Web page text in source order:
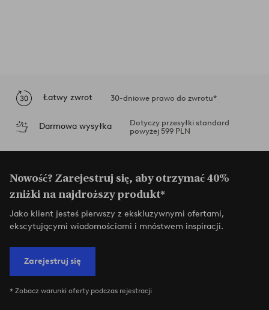
Łatwy zwrot 30-dniowe prawo do zwrotu*
Darmowa wysyłka
Dotyczy przesyłki standard
powyżej 599 PLN
Nowość? Zarejestruj się, aby otrzymać 40%
zniżki na najdroższy produkt*
Jako klient jesteś pierwszy z ekskluzywnymi ofertami,
ekscytującymi wiadomościami i mnóstwem inspiracji.
Zarejestruj się
* Zobacz warunki oferty podczas rejestracji